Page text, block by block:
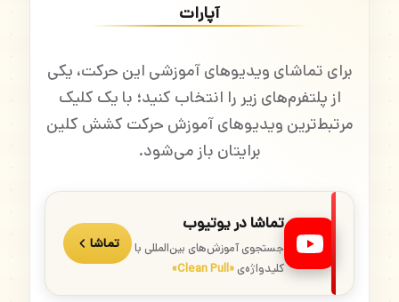
آپارات
برای تماشای ویدیوهای آموزشی این حرکت، یکی
از پلتفرم‌های زیر را انتخاب کنید؛ با یک کلیک
مرتبط‌ترین ویدیوهای آموزش حرکت کشش کلین
برایتان باز می‌شود.
تماشا در یوتیوب
جستجوی آموزش‌های بین‌المللی با
کلیدواژه‌ی«Clean Pull»
تماشا